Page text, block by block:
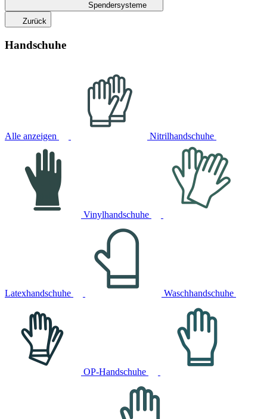
Spendersysteme
Zurück
Handschuhe
Alle anzeigen Nitrilhandschuhe
Vinylhandschuhe
Latexhandschuhe Waschhandschuhe
OP-Handschuhe